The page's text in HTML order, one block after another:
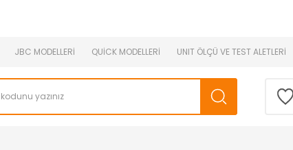
JBC MODELLERİ QUİCK MODELLERİ UNIT ÖLÇÜ VE TEST ALETLERİ